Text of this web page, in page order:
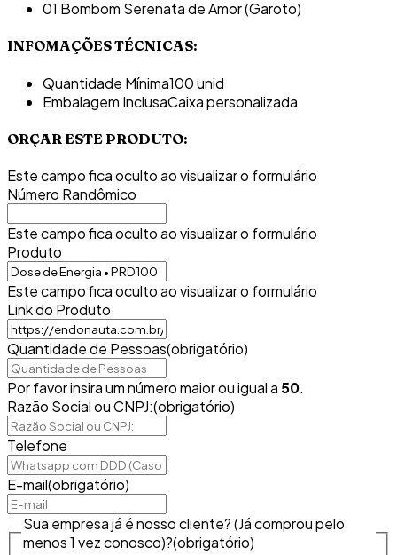
01 Bombom Serenata de Amor (Garoto)
INFOMAÇÕES TÉCNICAS:
Quantidade Mínima100 unid
Embalagem InclusaCaixa personalizada
ORÇAR ESTE PRODUTO:
Este campo fica oculto ao visualizar o formulário
Número Randômico
Este campo fica oculto ao visualizar o formulário
Produto
Este campo fica oculto ao visualizar o formulário
Link do Produto
Quantidade de Pessoas(obrigatório)
Por favor insira um número maior ou igual a 50.
Razão Social ou CNPJ:(obrigatório)
Telefone
E-mail(obrigatório)
Sua empresa já é nosso cliente? (Já comprou pelo
menos 1 vez conosco)?(obrigatório)